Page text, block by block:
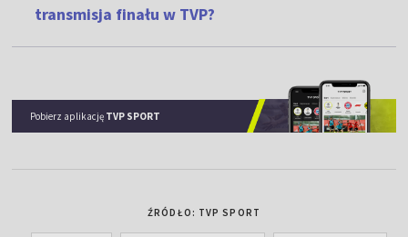
transmisja finału w TVP?
Pobierz aplikację TVP SPORT
ŹRÓDŁO: TVP SPORT